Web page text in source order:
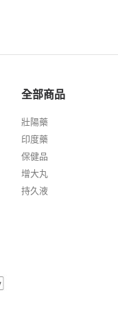
全部商品
壯陽藥
印度藥
保健品
增大丸
持久液